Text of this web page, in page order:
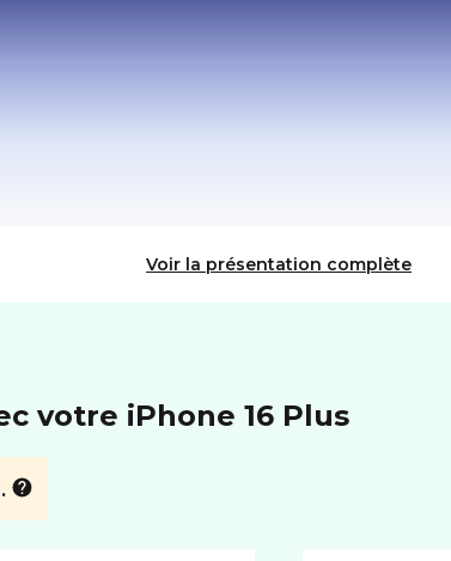
Voir la présentation complète
votre iPhone 16 Plus